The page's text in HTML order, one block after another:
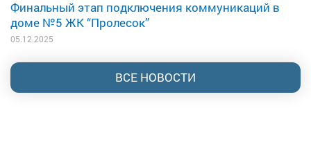
Финальный этап подключения коммуникаций в
доме №5 ЖК “Пролесок”
05.12.2025
ВСЕ НОВОСТИ